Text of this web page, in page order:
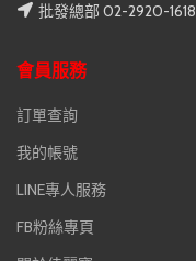
批發總部 02-2920-1618
會員服務
訂單查詢
我的帳號
LINE專人服務
FB粉絲專頁